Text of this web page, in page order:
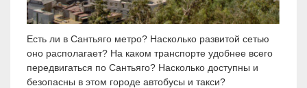
Есть ли в Сантьяго метро? Насколько развитой сетью
оно располагает? На каком транспорте удобнее всего
передвигаться по Сантьяго? Насколько доступны и
безопасны в этом городе автобусы и такси?